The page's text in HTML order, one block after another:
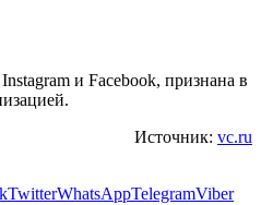
и Facebook, признана в
Источник: vc.ru
TwitterWhatsAppTelegramViber